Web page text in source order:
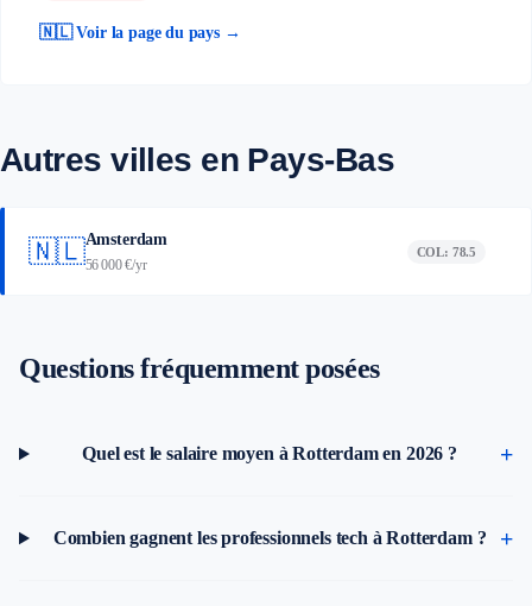
🇳🇱 Voir la page du pays →
Autres villes en Pays-Bas
🇳🇱Amsterdam
56 000 €/yr
COL: 78.5
Questions fréquemment posées
Quel est le salaire moyen à Rotterdam en 2026 ?
Combien gagnent les professionnels tech à Rotterdam ?